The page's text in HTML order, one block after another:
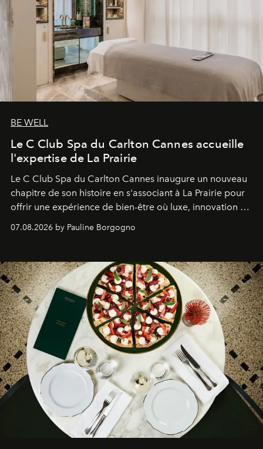
BE WELL
Le C Club Spa du Carlton Cannes accueille
l'expertise de La Prairie
Le C Club Spa du Carlton Cannes inaugure un nouveau
chapitre de son histoire en s'associant à La Prairie pour
offrir une expérience de bien-être où luxe, innovation et
07.08.2026 by Pauline Borgogno